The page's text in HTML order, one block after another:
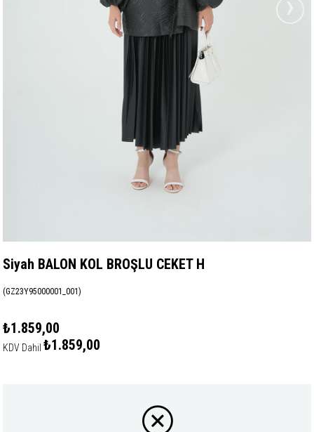
Siyah BALON KOL BROŞLU CEKET H
(GZ23Y95000001_001)
₺1.859,00
KDV Dahil ₺1.859,00